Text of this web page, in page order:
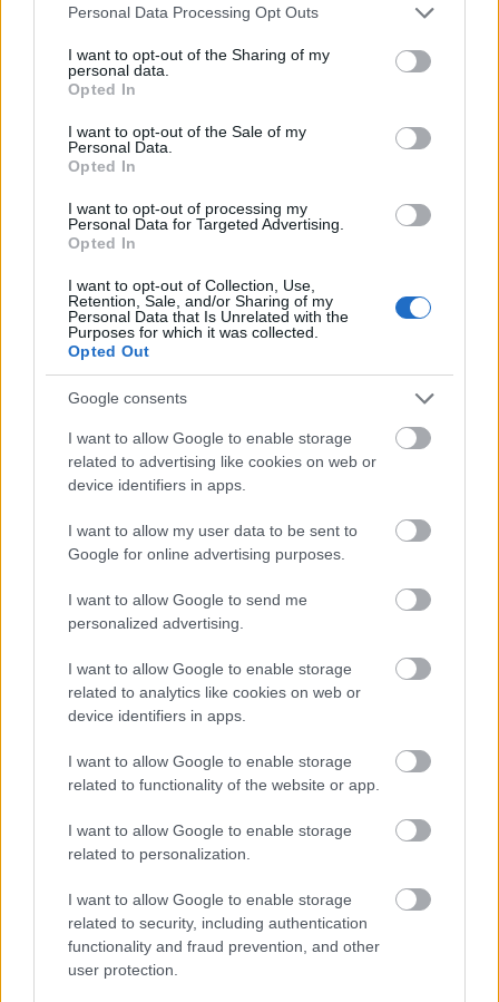
Please note that this website/app uses one or more Google
not limited to your visit or usage behaviour. You may click to
grant or deny consent to Google and its third-party tags to
use your data for below specified purposes in below Google
consent section.
Personal Data Processing Opt Outs
I want to opt-out of the Sharing of my
personal data.
Opted In
I want to opt-out of the Sale of my
Personal Data.
Opted In
I want to opt-out of processing my
Personal Data for Targeted Advertising.
Opted In
I want to opt-out of Collection, Use,
Retention, Sale, and/or Sharing of my
Personal Data that Is Unrelated with the
Purposes for which it was collected.
Opted Out
Google consents
I want to allow Google to enable storage
related to advertising like cookies on web or
device identifiers in apps.
I want to allow my user data to be sent to
Google for online advertising purposes.
I want to allow Google to send me
personalized advertising.
I want to allow Google to enable storage
related to analytics like cookies on web or
device identifiers in apps.
I want to allow Google to enable storage
related to functionality of the website or app.
I want to allow Google to enable storage
related to personalization.
I want to allow Google to enable storage
related to security, including authentication
functionality and fraud prevention, and other
user protection.
+ 9